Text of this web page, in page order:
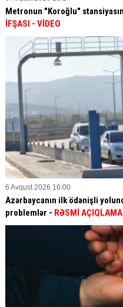
Metronun "Koroğlu"
İFŞASI - VİDEO
6 Avqust 2026 16:00
Azərbaycanın ilk ödənişli
problemlər - RƏSMİ AÇIQLAMA